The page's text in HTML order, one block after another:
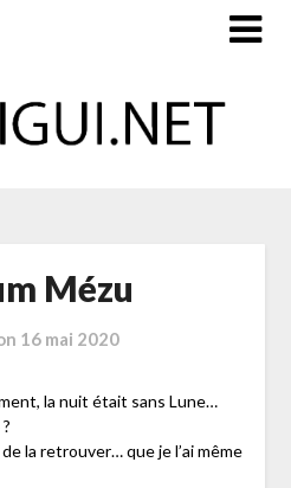
Mézu
16 mai 2020
la nuit était sans Lune…
la retrouver… que je l’ai même